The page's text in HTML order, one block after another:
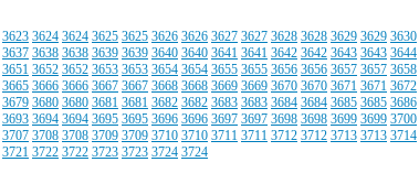
3623 3624 3624 3625 3625 3626 3626 3627 3627 3628 3628 3629 3629 3630
3637 3638 3638 3639 3639 3640 3640 3641 3641 3642 3642 3643 3643 3644
3651 3652 3652 3653 3653 3654 3654 3655 3655 3656 3656 3657 3657 3658
3665 3666 3666 3667 3667 3668 3668 3669 3669 3670 3670 3671 3671 3672
3679 3680 3680 3681 3681 3682 3682 3683 3683 3684 3684 3685 3685 3686
3693 3694 3694 3695 3695 3696 3696 3697 3697 3698 3698 3699 3699 3700
3707 3708 3708 3709 3709 3710 3710 3711 3711 3712 3712 3713 3713 3714
3721 3722 3722 3723 3723 3724 3724